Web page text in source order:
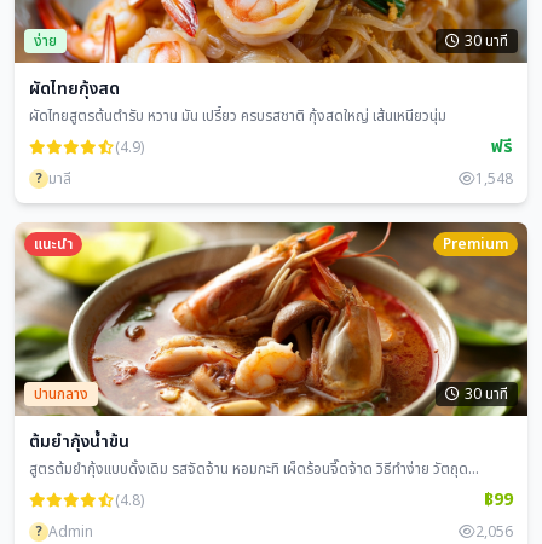
30 นาที
ง่าย
ผัดไทยกุ้งสด
ผัดไทยสูตรต้นตำรับ หวาน มัน เปรี้ยว ครบรสชาติ กุ้งสดใหญ่ เส้นเหนียวนุ่ม
(4.9)
ฟรี
? มาลี 1,548
แนะนำ Premium
30 นาที
ปานกลาง
ต้มยำกุ้งน้ำข้น
สูตรต้มยำกุ้งแบบดั้งเดิม รสจัดจ้าน หอมกะทิ เผ็ดร้อนจี๊ดจ้าด วิธีทำง่าย วัตถุด...
(4.8)
฿99
? Admin 2,056